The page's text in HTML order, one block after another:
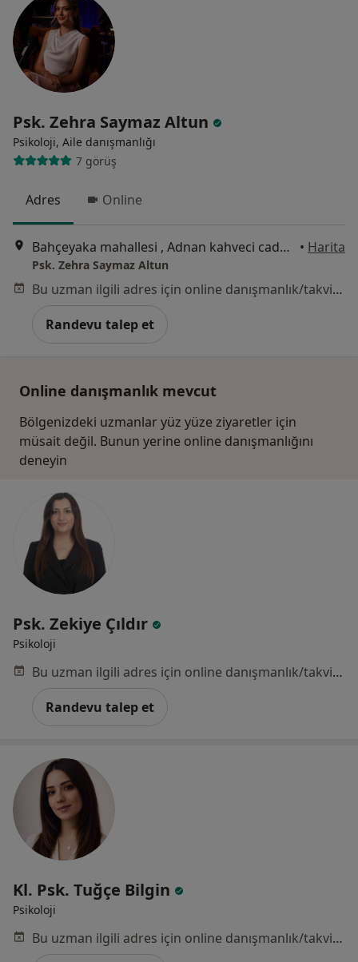
Psk. Zehra Saymaz Altun
Psikoloji, Aile danışmanlığı
7 görüş
Adres Online
Bahçeyaka mahallesi , Adnan kahveci caddesi , no:3 , k:1 , d:2, Antalya • Harita
Psk. Zehra Saymaz Altun
Bu uzman ilgili adres için online danışmanlık/takvim sunmuyor.
Randevu talep et
Online danışmanlık mevcut
Bölgenizdeki uzmanlar yüz yüze ziyaretler için
müsait değil. Bunun yerine online danışmanlığını
deneyin
Psk. Zekiye Çıldır
Psikoloji
Bu uzman ilgili adres için online danışmanlık/takvim sunmuyor.
Randevu talep et
Kl. Psk. Tuğçe Bilgin
Psikoloji
Bu uzman ilgili adres için online danışmanlık/takvim sunmuyor.